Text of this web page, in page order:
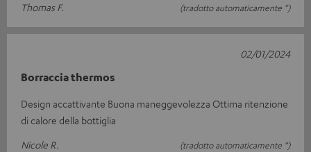
Thomas F.
(tradotto automaticamente *)
Borraccia thermos
Design accattivante Buona maneggevolezza Ottima ritenzione
di calore della bottiglia
Nicole R.
(tradotto automaticamente *)
02/01/2024